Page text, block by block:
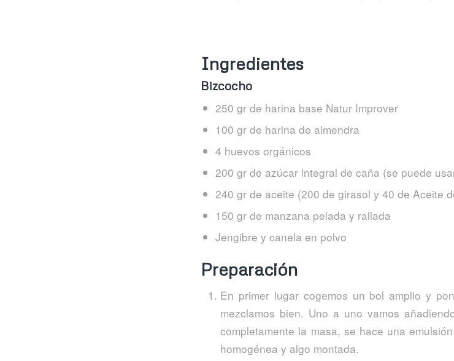
Ingredientes
Bizcocho
250 gr de harina base Natur Improver
100 gr de harina de almendra
4 huevos orgánicos
200 gr de azúcar integral de caña (se puede
240 gr de aceite (200 de girasol y 40 de Aceite
150 gr de manzana pelada y rallada
Jengibre y canela en polvo
Preparación
En primer lugar cogemos un bol amplio y
mezclamos bien. Uno a uno vamos
completamente la masa, se hace una
homogénea y algo montada.